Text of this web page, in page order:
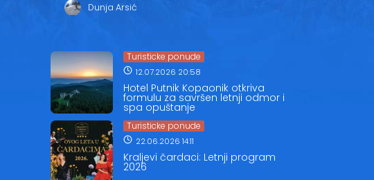
Dunja Arsić
Turisticke ponude
12.07.2026 20:58
Hotel Putnik Kopaonik otkriva
formulu za savršen letnji odmor i
spa opuštanje
Turisticke ponude
22.06.2026 14:11
Kraljevi čardaci: Letnji program
2026